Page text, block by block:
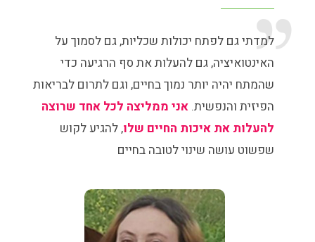
למדתי גם לפתח יכולות שכליות, גם לסמוך על
האינטואיציה, גם להעלות את סף הרגיעה כדי
שהמתח יהיה יותר נמוך בחיים, וגם לתרום לבריאות
הפיזית והנפשית. אני ממליצה לכל אחד שרוצה
להעלות את איכות החיים שלו, להגיע לקוש
שפשוט עושה שינוי לטובה בחיים